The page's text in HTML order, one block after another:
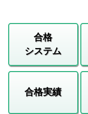
合格
システム
合格実績